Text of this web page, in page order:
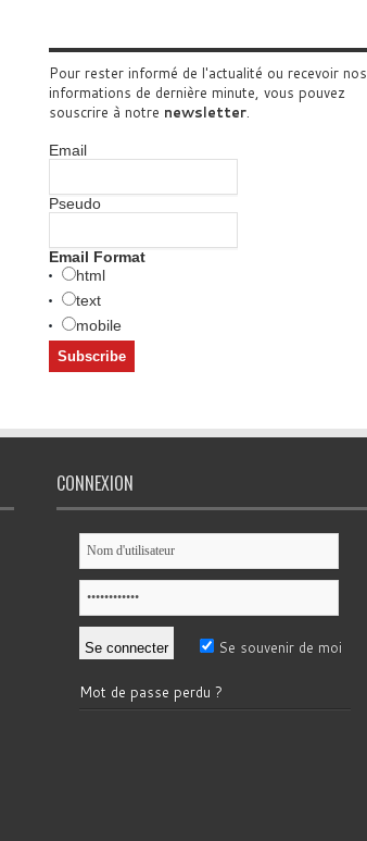
Pour rester informé de l'actualité ou recevoir nos
informations de dernière minute, vous pouvez
souscrire à notre newsletter.
Email
Pseudo
Email Format
html
text
mobile
CONNEXION
Se souvenir de moi
Mot de passe perdu ?